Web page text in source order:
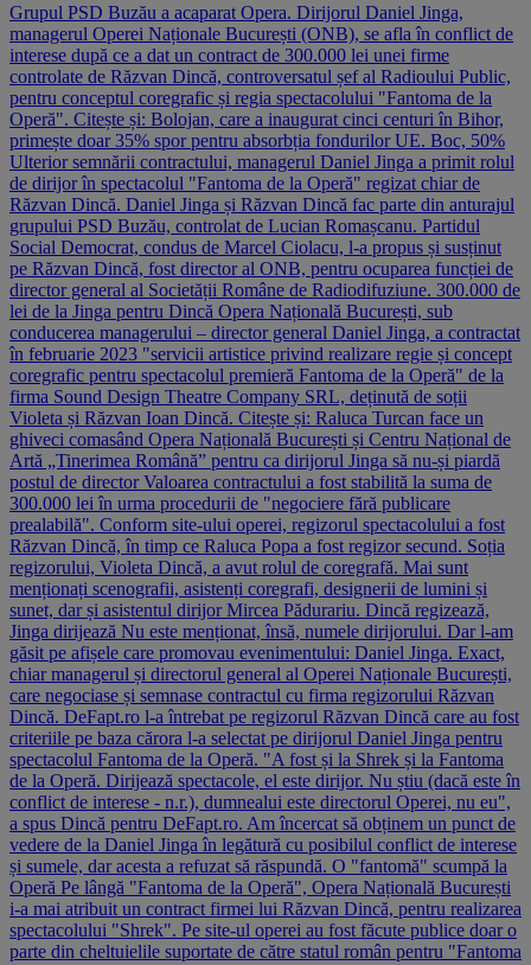
Grupul PSD Buzău a acaparat Opera. Dirijorul Daniel Jinga,
managerul Operei Naționale București (ONB), se afla în conflict de
interese după ce a dat un contract de 300.000 lei unei firme
controlate de Răzvan Dincă, controversatul șef al Radioului Public,
pentru conceptul coregrafic și regia spectacolului "Fantoma de la
Operă". Citește și: Bolojan, care a inaugurat cinci centuri în Bihor,
primește doar 35% spor pentru absorbția fondurilor UE. Boc, 50%
Ulterior semnării contractului, managerul Daniel Jinga a primit rolul
de dirijor în spectacolul "Fantoma de la Operă" regizat chiar de
Răzvan Dincă. Daniel Jinga și Răzvan Dincă fac parte din anturajul
grupului PSD Buzău, controlat de Lucian Romașcanu. Partidul
Social Democrat, condus de Marcel Ciolacu, l-a propus și susținut
pe Răzvan Dincă, fost director al ONB, pentru ocuparea funcției de
director general al Societății Române de Radiodifuziune. 300.000 de
lei de la Jinga pentru Dincă Opera Națională București, sub
conducerea managerului – director general Daniel Jinga, a contractat
în februarie 2023 "servicii artistice privind realizare regie și concept
coregrafic pentru spectacolul premieră Fantoma de la Operă" de la
firma Sound Design Theatre Company SRL, deținută de soții
Violeta și Răzvan Ioan Dincă. Citește și: Raluca Turcan face un
ghiveci comasând Opera Națională București și Centru Național de
Artă „Tinerimea Română” pentru ca dirijorul Jinga să nu-și piardă
postul de director Valoarea contractului a fost stabilită la suma de
300.000 lei în urma procedurii de "negociere fără publicare
prealabilă". Conform site-ului operei, regizorul spectacolului a fost
Răzvan Dincă, în timp ce Raluca Popa a fost regizor secund. Soția
regizorului, Violeta Dincă, a avut rolul de coregrafă. Mai sunt
menționați scenografii, asistenți coregrafi, designerii de lumini și
sunet, dar și asistentul dirijor Mircea Pădurariu. Dincă regizează,
Jinga dirijează Nu este menționat, însă, numele dirijorului. Dar l-am
găsit pe afișele care promovau evenimentului: Daniel Jinga. Exact,
chiar managerul și directorul general al Operei Naționale București,
care negociase și semnase contractul cu firma regizorului Răzvan
Dincă. DeFapt.ro l-a întrebat pe regizorul Răzvan Dincă care au fost
criteriile pe baza cărora l-a selectat pe dirijorul Daniel Jinga pentru
spectacolul Fantoma de la Operă. "A fost și la Shrek și la Fantoma
de la Operă. Dirijează spectacole, el este dirijor. Nu știu (dacă este în
conflict de interese - n.r.), dumnealui este directorul Operei, nu eu",
a spus Dincă pentru DeFapt.ro. Am încercat să obținem un punct de
vedere de la Daniel Jinga în legătură cu posibilul conflict de interese
și sumele, dar acesta a refuzat să răspundă. O "fantomă" scumpă la
Operă Pe lângă "Fantoma de la Operă", Opera Națională București
i-a mai atribuit un contract firmei lui Răzvan Dincă, pentru realizarea
spectacolului "Shrek". Pe site-ul operei au fost făcute publice doar o
parte din cheltuielile suportate de către statul român pentru "Fantoma